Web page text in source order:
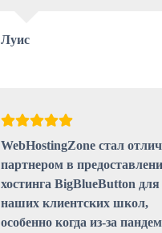
Луис
WebHostingZone стал
партнером в
хостинга BigBlueButton для
наших клиентских школ,
особенно когда из-за